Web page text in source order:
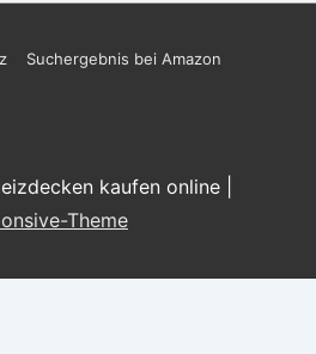
Suchergebnis bei Amazon
kaufen online
Theme